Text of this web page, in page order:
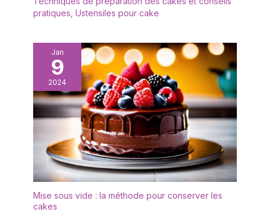
pratiques Ustensiles pour cake
Jan
9
2024
Mise sous vide : la méthode pour conserver les
cakes